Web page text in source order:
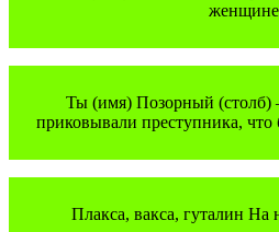
Ты (имя) Позорный (столб)
приковывали преступника,
Плакса, вакса, гуталин На